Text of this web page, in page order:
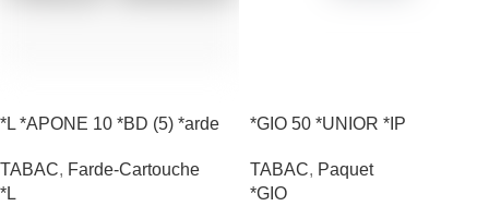
*L *APONE 10 *BD (5) *arde
TABAC, Farde-Cartouche
*L
*GIO 50 *UNIOR *IP
TABAC, Paquet
*GIO